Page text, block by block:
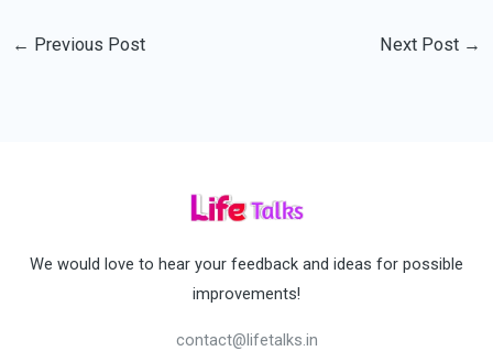
← Previous Post Next Post →
We would love to hear your feedback and ideas for possible
improvements!
contact@lifetalks.in